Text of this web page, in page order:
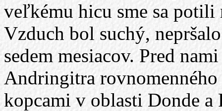
veľkému hicu sme sa potili
Vzduch bol suchý,
sedem mesiacov. Pred
Andringitra
kopcami v oblasti Donde